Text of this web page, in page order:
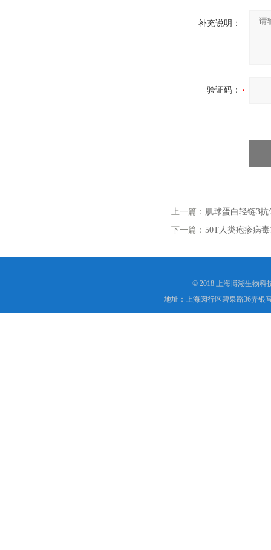
补充说明：
验证码：
上一篇： 肌球蛋白轻链3抗
下一篇： 50T人类疱疹病
© 2018 上海博湖生物科
地址：上海闵行区碧泉路36弄银